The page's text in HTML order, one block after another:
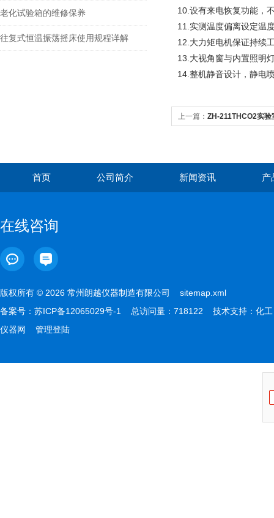
老化试验箱的维修保养
往复式恒温振荡摇床使用规程详解
10.设有来电恢复功能，
11.实测温度偏离设定温
12.大力矩电机保证持续
13.大视角窗与内置照明
14.整机静音设计，静电
上一篇： ZH-211THCO2实
首页 公司简介 新闻资讯 产
在线咨询
版权所有 © 2026 常州朗越仪器制造有限公司 sitemap.xml
备案号： 苏ICP备12065029号-1 总访问量：718122 技术支持： 化工
仪器网
管理登陆